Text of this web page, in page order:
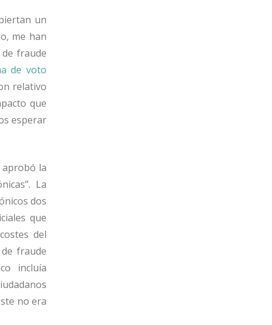
un
me han
fraude
de voto
relativo
que
esperar
la
La
dos
que
del
fraude
incluía
no era